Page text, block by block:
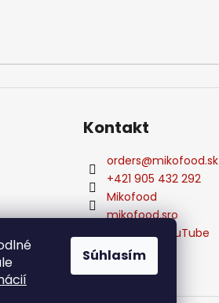
Súhlasím
Kontakt
orders@mikofood.sk
+421 905 432 292
Mikofood
mikofood.sro
Mikofood YouTube